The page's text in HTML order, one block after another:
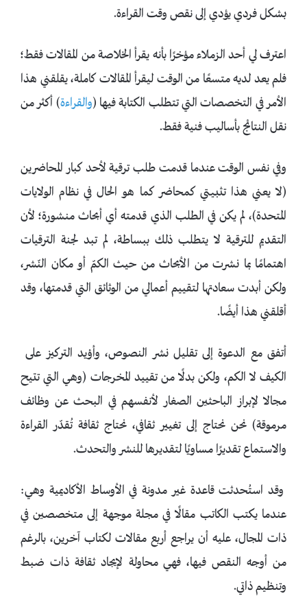
بشكل فردي يؤدي إلى نقص وقت القراءة.
اعترف لي أحد الزملاء مؤخرًا بأنه يقرأ الخلاصة من المقالات فقط؛
فلم يعد لديه متسعًا من الوقت ليقرأ المقالات كاملة، يقلقني هذا
الأمر في التخصصات التي تتطلب الكتابة فيها (والقراءة) أكثر من
نقل النتائج بأساليب فنية فقط.
وفي نفس الوقت عندما قدمت طلب ترقية لأحد كبار المحاضرين
(لا يعني هذا تثبيتي كمحاضر كما هو الحال في نظام الولايات
المتحدة)، لم يكن في الطلب الذي قدمته أي أبحاث منشورة؛ لأن
التقديم للترقية لا يتطلب ذلك ببساطة، لم تبد لجنة الترقيات
اهتمامًا بما نشرت من الأبحاث من حيث الكمّ أو مكان النّشر،
ولكن أبدت سعادتها لتقييم أعمالي من الوثائق التي قدمتها، وقد
أقلقني هذا أيضًا.
أتفق مع الدعوة إلى تقليل نشر النصوص، وأؤيد التركيز على
الكيف لا الكم، ولكن بدلًا من تقييد المخرجات (وهي التي تتيح
مجالا لإبراز الباحثين الصغار لأنفسهم في البحث عن وظائف
مرموقة) نحن نحتاج إلى تغيير ثقافي، نحتاج ثقافة تُقدّر القراءة
والاستماع تقديرًا مساويًا لتقديرها للنشر والتحدث.
وقد استُحدثت قاعدة غير مدونة في الأوساط الأكاديمية وهي:
عندما يكتب الكاتب مقالًا في مجلة موجهة إلى متخصصين في
ذات المجال، عليه أن يراجع أربع مقالات لكتاب آخرين، بالرغم
من أوجه النقص فيها، فهي محاولة لإيجاد ثقافة ذات ضبط
وتنظيم ذاتي.